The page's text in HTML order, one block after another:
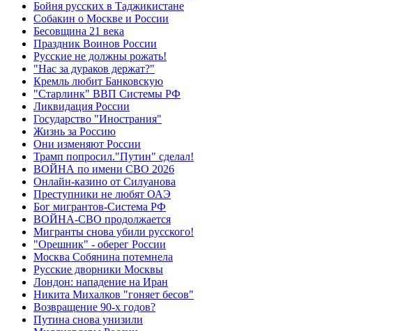
Бойня русских в Таджикистане
Собакин о Москве и России
Бесовщина 21 века
Праздник Воинов России
Русские не должны рожать!
"Нас за дураков держат?"
Кремль любит Банковскую
"Старлинк" ВВП Системы РФ
Ликвидация России
Государство "Инострания"
Жизнь за Россию
Они изменяют России
Трамп попросил."Путин" сделал!
ВОЙНА по имени СВО 2026
Онлайн-казино от Силуанова
Преступники не любят ОАЭ
Бог мигрантов-Система РФ
ВОЙНА-СВО продолжается
Мигранты снова убили русского!
"Орешник" - оберег России
Москва Собянина потемнела
Русские дворники Москвы
Лондон: нападение на Иран
Никита Михалков "гоняет бесов"
Возвращение 90-х годов?
Путина снова унизили